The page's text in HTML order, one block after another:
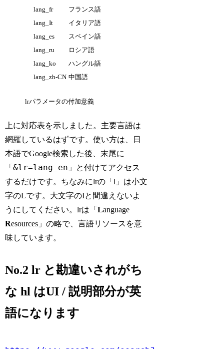
lang_fr
フランス語
lang_It
イタリア語
lang_es
スペイン語
lang_ru
ロシア語
lang_ko
ハングル語
lang_zh-CN 中国語
lrパラメータの付加意義
上に対応表を示しました。主要言語は
網羅しているはずです。使い方は、日
本語でGoogle検索した後、末尾に
「&lr=lang_en 」と付けてアクセス
するだけです。ちなみにlrの「l」は小文
字のLです。大文字のIと間違えないよ
うにしてください。lrは「Language
Resources」の略で、言語リソースを意
味しています。
No.2 lr と勘違いされがち
な hl はUI / 説明部分が英
語になります